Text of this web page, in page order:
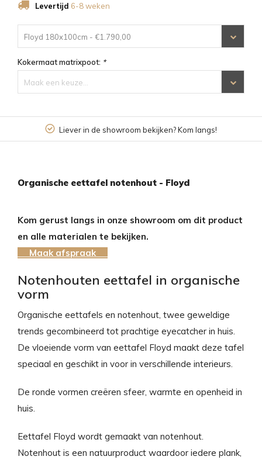
Levertijd 6-8 weken
Floyd 180x100cm - €1.790,00
Kokermaat matrixpoot: *
Maak een keuze...
Liever in de showroom bekijken? Kom langs!
Organische eettafel notenhout - Floyd
Kom gerust langs in onze showroom om dit product
en alle materialen te bekijken.
Maak afspraak
Notenhouten eettafel in organische
vorm
Organische eettafels en notenhout, twee geweldige
trends gecombineerd tot prachtige eyecatcher in huis.
De vloeiende vorm van eettafel Floyd maakt deze tafel
speciaal en geschikt in voor in verschillende interieurs.
De ronde vormen creëren sfeer, warmte en openheid in
huis.
Eettafel Floyd wordt gemaakt van notenhout.
Notenhout is een natuurproduct waardoor iedere plank,